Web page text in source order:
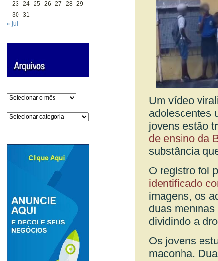
23
24 25 26 27 28 29
30 31
« jul
Arquivos
Categorias
Um vídeo
adolescentes
jovens estão
de ensino da
substância
O registro foi
identificado
imagens, os
duas
dividindo a
Os jovens
maconha.